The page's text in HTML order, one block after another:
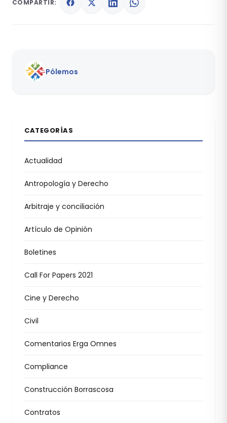
COMPARTIR:
Pólemos
CATEGORÍAS
Actualidad
Antropología y Derecho
Arbitraje y conciliación
Artículo de Opinión
Boletines
Call For Papers 2021
Cine y Derecho
Civil
Comentarios Erga Omnes
Compliance
Construcción Borrascosa
Contratos